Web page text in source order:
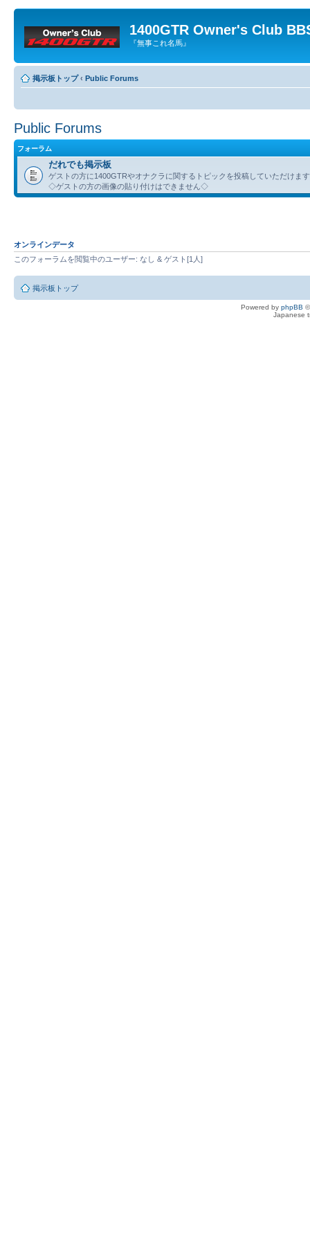
1400GTR Owner's Club
『無事これ名馬』
掲示板トップ ‹ Public Forums
Public Forums
フォーラム
だれでも掲示板
ゲストの方に1400GTRやオナクラに関するトピックを投稿していただけま
◇ゲストの方の画像の貼り付けはできません◇
オンラインデータ
このフォーラムを閲覧中のユーザー: なし & ゲスト[1人]
掲示板トップ
Powered by phpBB
Japanese